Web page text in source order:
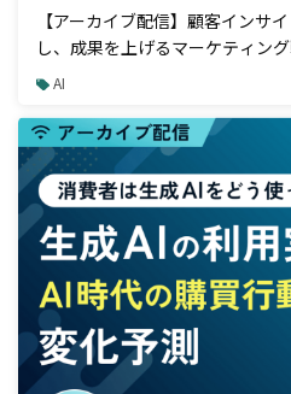
【アーカイブ配信】顧客インサ
し、成果を上げるマーケティン
AI